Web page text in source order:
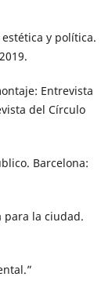
estética y política.
Entrevista
del Círculo
Barcelona:
para la ciudad.